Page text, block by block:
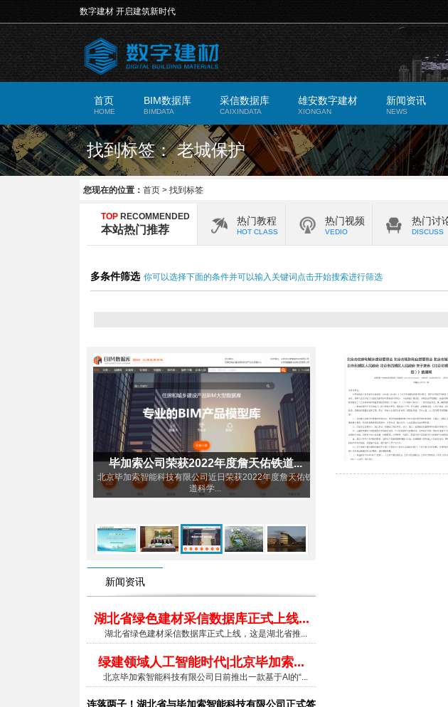
数字建材 开启建筑新时代
首页
HOME
BIM数据库
BIMDATA
采信数据库
CAIXINDATA
雄安数字建材
XIONGAN
新闻资讯
NEWS
找到标签： 老城保护
您现在的位置： 首页 > 找到标签
TOP RECOMMENDED
本站热门推荐
热门教程
HOT CLASS
热门视频
VEDIO
热门讨
DISCUSS
多条件筛选 你可以选择下面的条件并可以输入关键词点击开始搜索进行筛选
天府机场明挖深基坑隧道施工BIM技...
随着六公司加大科技研发和技术攻关力度，2020年伊始，
六公司...
挪威盖个办公楼，简直
前不久，挪威建成了一栋办公楼
新闻资讯
湖北省绿色建材采信数据库正式上线...
湖北省绿色建材采信数据库正式上线，这是湖北省推...
绿建领域人工智能时代|北京毕加索...
北京毕加索智能科技有限公司日前推出一款基于AI的“...
连落两子！湖北省与毕加索智能科技有限公司正式签